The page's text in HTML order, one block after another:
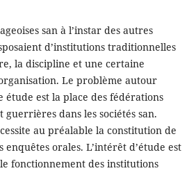
san à l’instar des autres
d’institutions traditionnelles
la discipline et une certaine
Le problème autour
étude est la place des fédérations
guerrières dans les sociétés san.
au préalable la constitution de
orales. L’intérêt d’étude est
fonctionnement des institutions